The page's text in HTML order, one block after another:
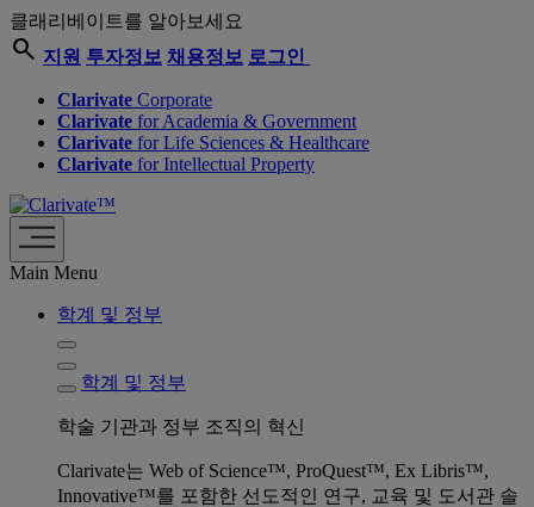
클래리베이트를 알아보세요
search 지원 투자정보 채용정보 로그인
Clarivate Corporate
Clarivate for Academia & Government
Clarivate for Life Sciences & Healthcare
Clarivate for Intellectual Property
Main Menu
학계 및 정부
학계 및 정부
학술 기관과 정부 조직의 혁신
Clarivate는 Web of Science™, ProQuest™, Ex Libris™,
Innovative™를 포함한 선도적인 연구, 교육 및 도서관 솔